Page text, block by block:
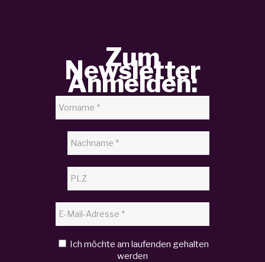
Zum
Newsletter
Anmelden:
Ich möchte am laufenden gehalten
werden